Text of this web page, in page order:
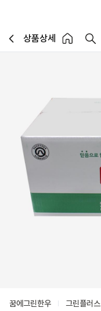
이전페이지로 이동
상품상세
홈 버튼홈
꿈에그린한우 그린플러스